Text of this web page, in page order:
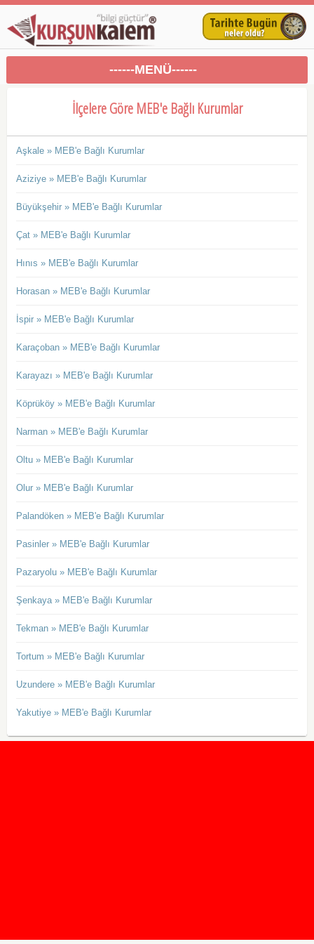
------MENÜ------
İlçelere Göre MEB'e Bağlı Kurumlar
Aşkale » MEB'e Bağlı Kurumlar
Aziziye » MEB'e Bağlı Kurumlar
Büyükşehir » MEB'e Bağlı Kurumlar
Çat » MEB'e Bağlı Kurumlar
Hınıs » MEB'e Bağlı Kurumlar
Horasan » MEB'e Bağlı Kurumlar
İspir » MEB'e Bağlı Kurumlar
Karaçoban » MEB'e Bağlı Kurumlar
Karayazı » MEB'e Bağlı Kurumlar
Köprüköy » MEB'e Bağlı Kurumlar
Narman » MEB'e Bağlı Kurumlar
Oltu » MEB'e Bağlı Kurumlar
Olur » MEB'e Bağlı Kurumlar
Palandöken » MEB'e Bağlı Kurumlar
Pasinler » MEB'e Bağlı Kurumlar
Pazaryolu » MEB'e Bağlı Kurumlar
Şenkaya » MEB'e Bağlı Kurumlar
Tekman » MEB'e Bağlı Kurumlar
Tortum » MEB'e Bağlı Kurumlar
Uzundere » MEB'e Bağlı Kurumlar
Yakutiye » MEB'e Bağlı Kurumlar